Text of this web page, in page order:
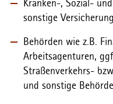
Kranken-, Sozial-
sonstige
Behörden wie z.B.
Arbeitsagenturen,
Straßenverkehrs-
und sonstige